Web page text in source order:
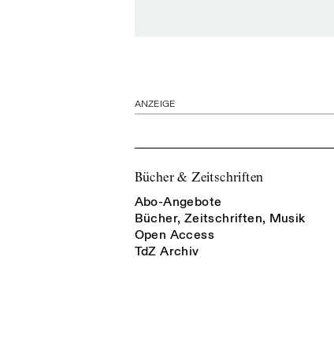
ANZEIGE
Bücher & Zeitschriften
Abo-Angebote
Bücher, Zeitschriften, Musik
Open Access
TdZ Archiv